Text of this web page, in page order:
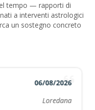
tempo — rapporti di
a interventi astrologici
un sostegno concreto
06/08/2026
Loredana